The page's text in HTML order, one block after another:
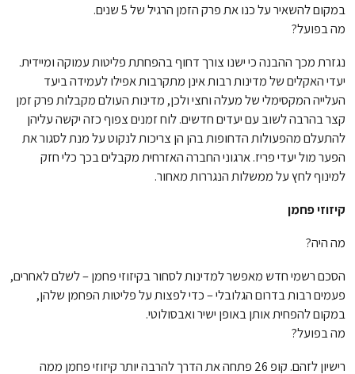
במקום להשאיר על כנו את פרק הזמן הרגיל של 5 שנים.
מה בפועל?
נגזרת מכך ההבנה כי ישנו צורך דחוף בהפחתת פליטות עמוקה ומיידית.
יעדי האקלים של מדינות רבות אינן מתקרבות אפילו לעמידה ביעד
העלייה המקסימלי של מעלה וחצי ולכן, מדינות העולם מקבלות פרק זמן
קצר בהרבה לשוב עם יעדים חדשים. לוח זמנים צפוף כזה יקשה עליהן
להתעלם מהפעולות הדחופות בהן הן צריכות לנקוט על מנת לסגור את
הפער מול יעדי פריז. ארגוני החברה האזרחית מקבלים בכך כלי חזק
למינוף לחץ על ממשלות הנגררות מאחור.
קיזוזי פחמן
מה היה?
הסכם רשמי חדש מאפשר למדינות לסחור בקיזוזי פחמן – לשלם לאחרים,
פעמים רבות בדרום הגלובלי – כדי לפצות על פליטות הפחמן שלהן,
במקום להפחית אותן באופן ישיר ואבסולוטי.
מה בפועל?
רישיון לזהם. קופ 26 פתחה את הדרך להרבה יותר קיזוזי פחמן ממה